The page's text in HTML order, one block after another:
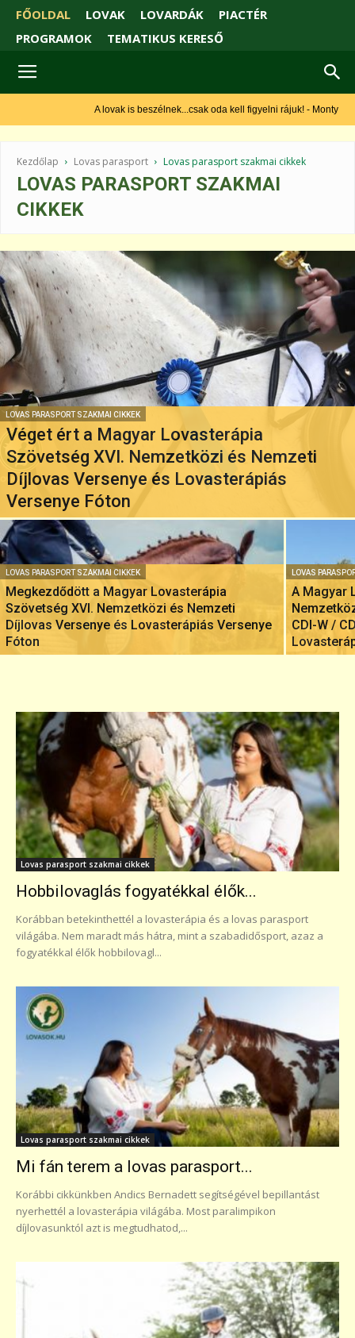
FŐOLDAL LOVAK LOVARDÁK
PIACTÉR
PROGRAMOK
TEMATIKUS KERESŐ
A lovak is beszélnek...csak oda kell figyelni rájuk! - Monty Roberts
Kezdőlap Lovas parasport Lovas parasport szakmai cikkek
LOVAS PARASPORT SZAKMAI
CIKKEK
LOVAS PARASPORT SZAKMAI CIKKEK
Véget ért a Magyar Lovasterápia
Szövetség XVI. Nemzetközi és Nemzeti
Díjlovas Versenye és Lovasterápiás
Versenye Fóton
LOVAS PARASPORT SZAKMAI CIKKEK
Megkezdődött a Magyar Lovasterápia
Szövetség XVI. Nemzetközi és Nemzeti
Díjlovas Versenye és Lovasterápiás Versenye
Fóton
LOVAS
A Magyar
CDI-W /
Lovas parasport szakmai cikkek
Hobbilovaglás fogyatékkal élők...
Korábban betekinthettél a lovasterápia és a lovas parasport
világába. Nem maradt más hátra, mint a szabadidősport, azaz a
fogyatékkal élők hobbilovagl...
Lovas parasport szakmai cikkek
Mi fán terem a lovas parasport...
Korábbi cikkünkben Andics Bernadett segítségével bepillantást
nyerhettél a lovasterápia világába. Most paralimpikon
díjlovasunktól azt is megtudhatod,...